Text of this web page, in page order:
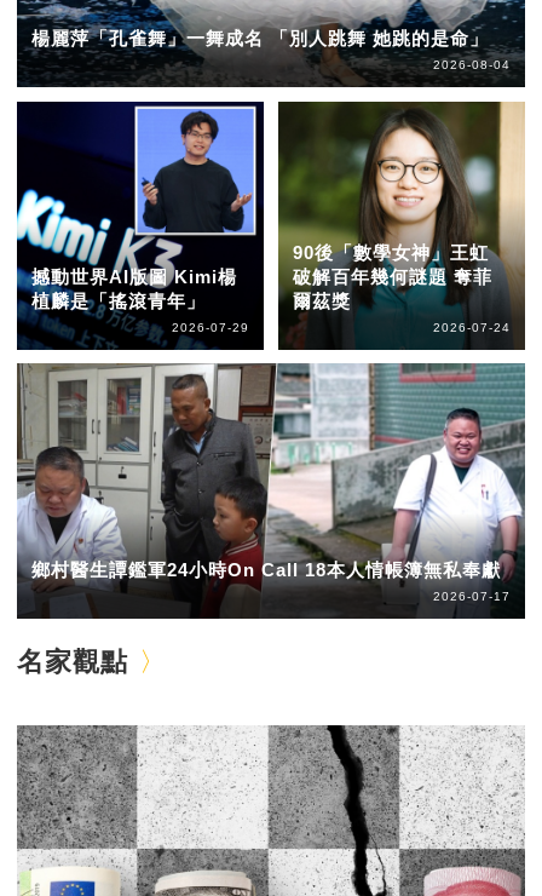
楊麗萍「孔雀舞」一舞成名 「別人跳舞 她跳的是命」
2026-08-04
撼動世界AI版圖 Kimi楊
植麟是「搖滾青年」
2026-07-29
90後「數學女神」王虹
破解百年幾何謎題 奪菲
爾茲獎
2026-07-24
鄉村醫生譚鑑軍24小時On Call 18本人情帳簿無私奉獻
2026-07-17
名家觀點